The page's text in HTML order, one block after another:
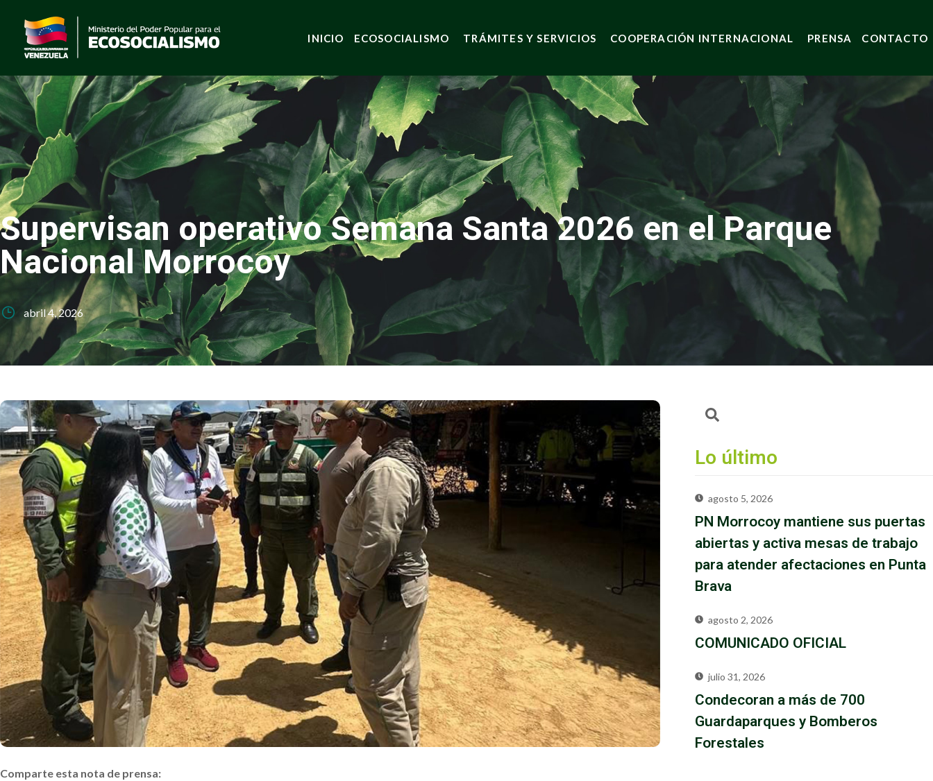
INICIO ECOSOCIALISMO TRÁMITES Y SERVICIOS COOPERACIÓN INTERNACIONAL PRENSA CONTACTO
Supervisan operativo Semana Santa 2026 en el Parque
Nacional Morrocoy
abril 4, 2026
Comparte esta nota de prensa:
Lo último
agosto 5, 2026
PN Morrocoy mantiene sus puertas
abiertas y activa mesas de trabajo
para atender afectaciones en Punta
Brava
agosto 2, 2026
COMUNICADO OFICIAL
julio 31, 2026
Condecoran a más de 700
Guardaparques y Bomberos
Forestales